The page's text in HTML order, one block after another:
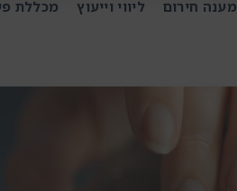
מענה חירום ליווי וייעוץ מכללת